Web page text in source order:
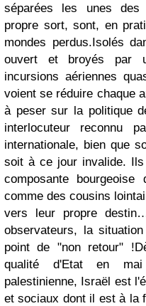
séparées les unes des
propre sort, sont, en
mondes perdus.Isolés
ouvert et broyés par
incursions aériennes
voient se réduire chaque
à peser sur la politique
interlocuteur reconnu
internationale, bien que
soit à ce jour invalide.
composante
comme des cousins
vers leur propre
observateurs, la
point de "non retour" !
qualité d'Etat en
palestinienne, Israël est
et sociaux dont il est à la